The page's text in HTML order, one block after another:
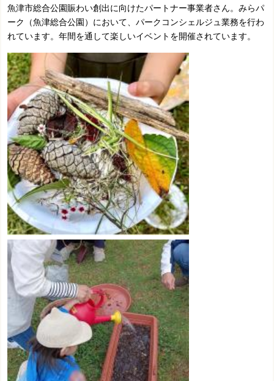
魚津市総合公園賑わい創出に向けたパートナー事業者さん。みらパ
ーク（魚津総合公園）において、パークコンシェルジュ業務を行わ
れています。年間を通して楽しいイベントを開催されています。